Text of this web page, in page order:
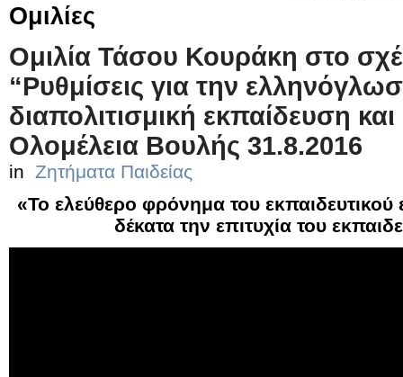
Ομιλίες
Ομιλία Τάσου Κουράκη στο
“Ρυθμίσεις για την
διαπολιτισμική εκπαίδευση και
Ολομέλεια Βουλής 31.8.2016
in Ζητήματα Παιδείας
«Το ελεύθερο φρόνημα του εκπαιδευτικού
δέκατα την επιτυχία του